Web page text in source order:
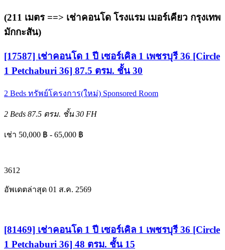
(211 เมตร ==> เช่าคอนโด โรงแรม เมอร์เคียว กรุงเทพ
มักกะสัน)
[17587] เช่าคอนโด 1 ปี เซอร์เคิล 1 เพชรบุรี 36 [Circle
1 Petchaburi 36] 87.5 ตรม. ชั้น 30
2 Beds ทรัพย์โครงการ(ใหม่) Sponsored Room
2 Beds 87.5 ตรม. ชั้น 30 FH
เช่า 50,000 ฿ - 65,000 ฿
3612
อัพเดตล่าสุด 01 ส.ค. 2569
[81469] เช่าคอนโด 1 ปี เซอร์เคิล 1 เพชรบุรี 36 [Circle
1 Petchaburi 36] 48 ตรม. ชั้น 15